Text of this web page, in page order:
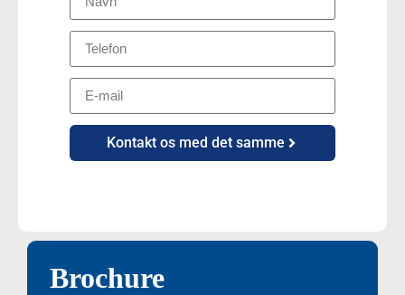
Kontakt os med det samme
Brochure